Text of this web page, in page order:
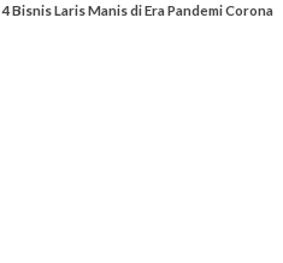
4 Bisnis Laris Manis di Era Pandemi Corona